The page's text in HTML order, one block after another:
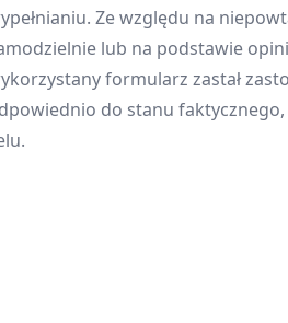
Ze względu na
lub na podstawie
formularz zastał
do stanu